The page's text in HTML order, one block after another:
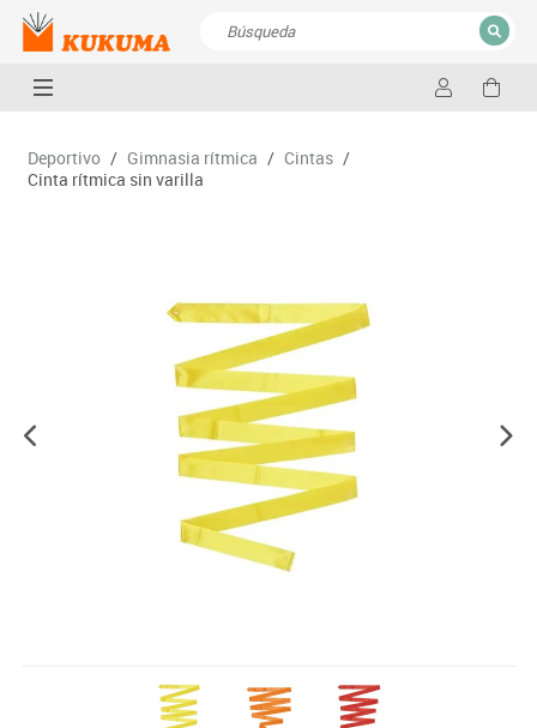
CERRAR
Deportivo / Gimnasia rítmica / Cintas /
Cinta rítmica sin varilla